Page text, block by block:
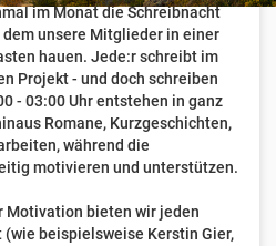
im Monat die Schreibnacht
dem unsere Mitglieder in einer
hauen. Jede:r schreibt im
Projekt - und doch schreiben
- 03:00 Uhr entstehen in ganz
Romane, Kurzgeschichten,
während die
motivieren und unterstützen.
Motivation bieten wir jeden
beispielsweise Kerstin Gier,